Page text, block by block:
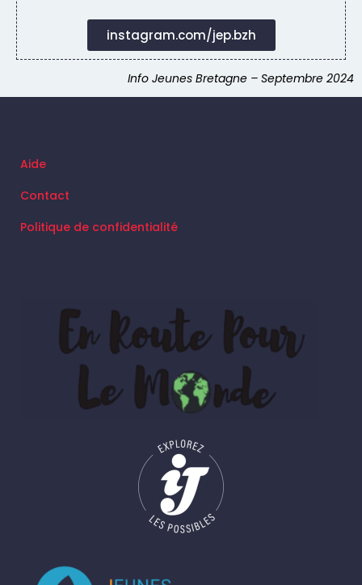
instagram.com/jep.bzh
Info Jeunes Bretagne – Septembre 2024
Aide
Contact
Politique de confidentialité